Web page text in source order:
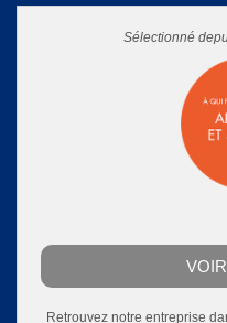
Sélectionné
Retrouvez notre entreprise